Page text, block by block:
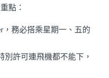
點：
，務必搭乘星期一、五的
別許可連飛機都不能下，